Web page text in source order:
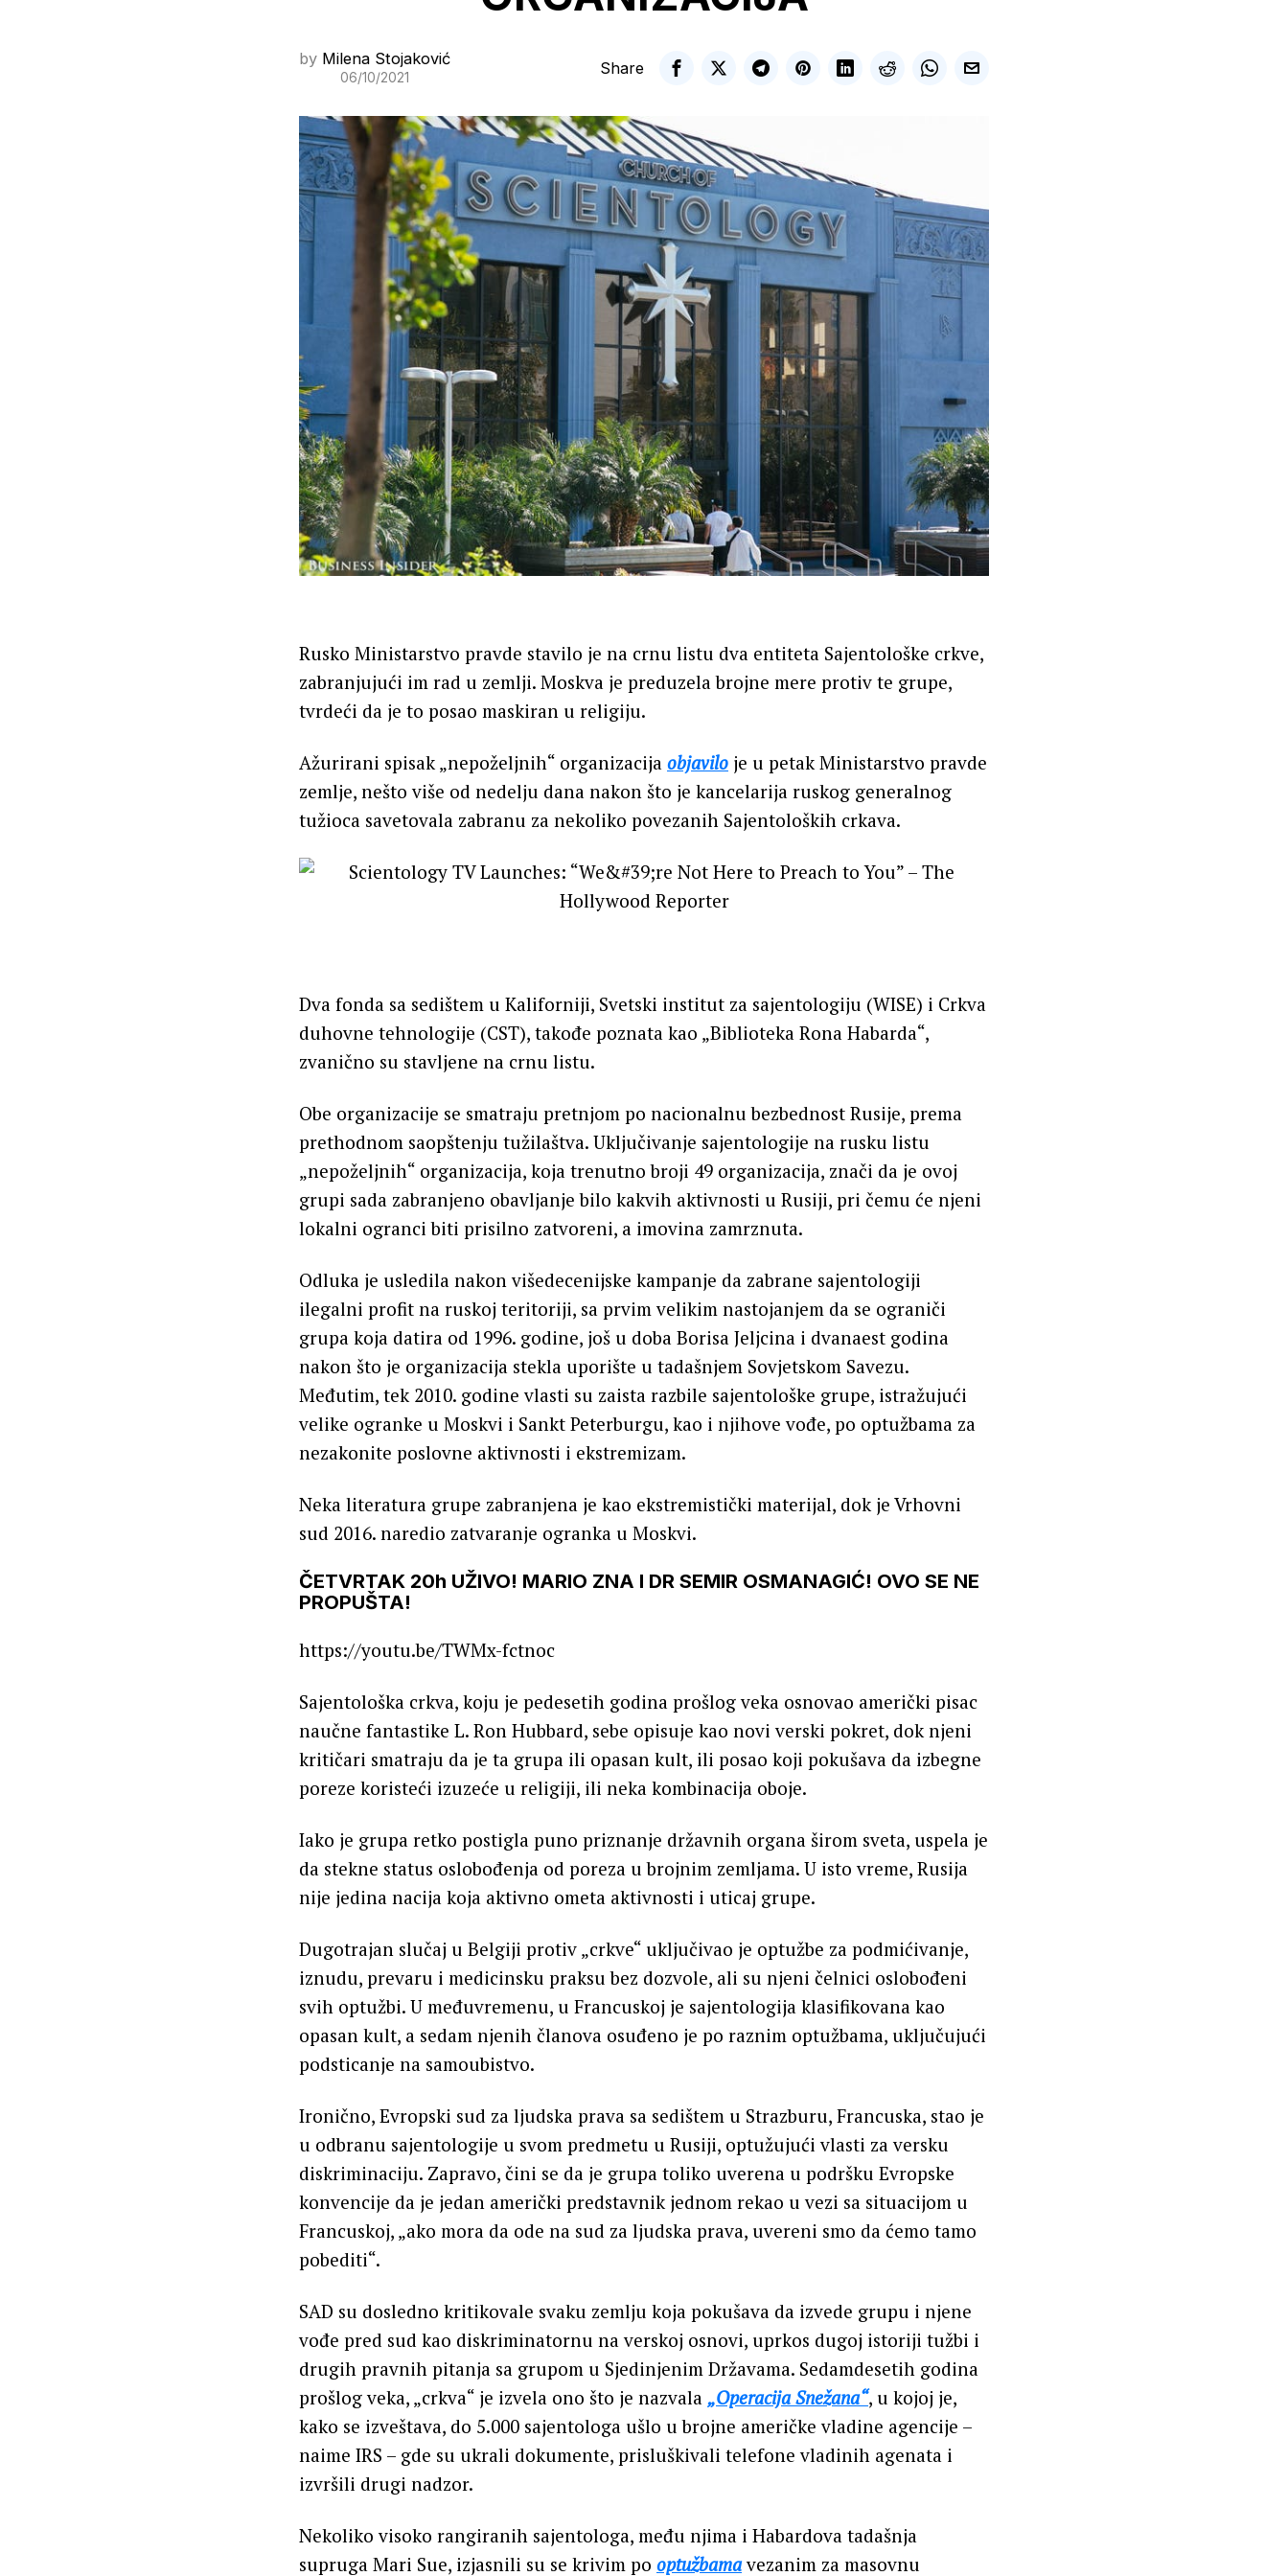
by Milena Stojaković
06/10/2021
Share
Rusko Ministarstvo pravde stavilo je na crnu listu dva entiteta Sajentološke crkve,
zabranjujući im rad u zemlji. Moskva je preduzela brojne mere protiv te grupe,
tvrdeći da je to posao maskiran u religiju.
Ažurirani spisak „nepoželjnih“ organizacija objavilo je u petak Ministarstvo pravde
zemlje, nešto više od nedelju dana nakon što je kancelarija ruskog generalnog
tužioca savetovala zabranu za nekoliko povezanih Sajentoloških crkava.
Dva fonda sa sedištem u Kaliforniji, Svetski institut za sajentologiju (WISE) i Crkva
duhovne tehnologije (CST), takođe poznata kao „Biblioteka Rona Habarda“,
zvanično su stavljene na crnu listu.
Obe organizacije se smatraju pretnjom po nacionalnu bezbednost Rusije, prema
prethodnom saopštenju tužilaštva. Uključivanje sajentologije na rusku listu
„nepoželjnih“ organizacija, koja trenutno broji 49 organizacija, znači da je ovoj
grupi sada zabranjeno obavljanje bilo kakvih aktivnosti u Rusiji, pri čemu će njeni
lokalni ogranci biti prisilno zatvoreni, a imovina zamrznuta.
Odluka je usledila nakon višedecenijske kampanje da zabrane sajentologiji
ilegalni profit na ruskoj teritoriji, sa prvim velikim nastojanjem da se ograniči
grupa koja datira od 1996. godine, još u doba Borisa Jeljcina i dvanaest godina
nakon što je organizacija stekla uporište u tadašnjem Sovjetskom Savezu.
Međutim, tek 2010. godine vlasti su zaista razbile sajentološke grupe, istražujući
velike ogranke u Moskvi i Sankt Peterburgu, kao i njihove vođe, po optužbama za
nezakonite poslovne aktivnosti i ekstremizam.
Neka literatura grupe zabranjena je kao ekstremistički materijal, dok je Vrhovni
sud 2016. naredio zatvaranje ogranka u Moskvi.
ČETVRTAK 20h UŽIVO! MARIO ZNA I DR SEMIR OSMANAGIĆ! OVO SE NE
PROPUŠTA!
https://youtu.be/TWMx-fctnoc
Sajentološka crkva, koju je pedesetih godina prošlog veka osnovao američki pisac
naučne fantastike L. Ron Hubbard, sebe opisuje kao novi verski pokret, dok njeni
kritičari smatraju da je ta grupa ili opasan kult, ili posao koji pokušava da izbegne
poreze koristeći izuzeće u religiji, ili neka kombinacija oboje.
Iako je grupa retko postigla puno priznanje državnih organa širom sveta, uspela je
da stekne status oslobođenja od poreza u brojnim zemljama. U isto vreme, Rusija
nije jedina nacija koja aktivno ometa aktivnosti i uticaj grupe.
Dugotrajan slučaj u Belgiji protiv „crkve“ uključivao je optužbe za podmićivanje,
iznudu, prevaru i medicinsku praksu bez dozvole, ali su njeni čelnici oslobođeni
svih optužbi. U međuvremenu, u Francuskoj je sajentologija klasifikovana kao
opasan kult, a sedam njenih članova osuđeno je po raznim optužbama, uključujući
podsticanje na samoubistvo.
Ironično, Evropski sud za ljudska prava sa sedištem u Strazburu, Francuska, stao je
u odbranu sajentologije u svom predmetu u Rusiji, optužujući vlasti za versku
diskriminaciju. Zapravo, čini se da je grupa toliko uverena u podršku Evropske
konvencije da je jedan američki predstavnik jednom rekao u vezi sa situacijom u
Francuskoj, „ako mora da ode na sud za ljudska prava, uvereni smo da ćemo tamo
pobediti“.
SAD su dosledno kritikovale svaku zemlju koja pokušava da izvede grupu i njene
vođe pred sud kao diskriminatornu na verskoj osnovi, uprkos dugoj istoriji tužbi i
drugih pravnih pitanja sa grupom u Sjedinjenim Državama. Sedamdesetih godina
prošlog veka, „crkva“ je izvela ono što je nazvala „Operacija Snežana“, u kojoj je,
kako se izveštava, do 5.000 sajentologa ušlo u brojne američke vladine agencije –
naime IRS – gde su ukrali dokumente, prisluškivali telefone vladinih agenata i
izvršili drugi nadzor.
Nekoliko visoko rangiranih sajentologa, među njima i Habardova tadašnja
supruga Mari Sue, izjasnili su se krivim po optužbamavezanim za masovnu